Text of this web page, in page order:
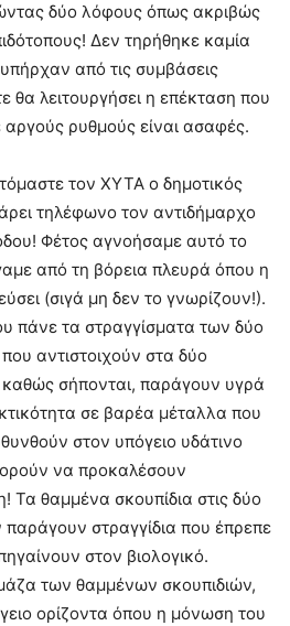
δύο λόφους όπως ακριβώς
Δεν τηρήθηκε καμία
από τις συμβάσεις
θα λειτουργήσει η επέκταση που
ρυθμούς είναι ασαφές.
τον ΧΥΤΑ ο δημοτικός
τηλέφωνο τον αντιδήμαρχο
Φέτος αγνοήσαμε αυτό το
από τη βόρεια πλευρά όπου η
(σιγά μη δεν το γνωρίζουν!).
πάνε τα στραγγίσματα των δύο
αντιστοιχούν στα δύο
σήπονται, παράγουν υγρά
σε βαρέα μέταλλα που
στον υπόγειο υδάτινο
να προκαλέσουν
θαμμένα σκουπίδια στις δύο
στραγγίδια που έπρεπε
στον βιολογικό.
των θαμμένων σκουπιδιών,
ορίζοντα όπου η μόνωση του